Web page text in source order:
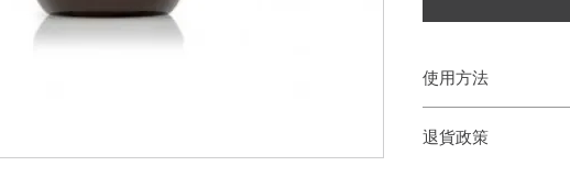
使用方法
皮膚時進行按摩。之後
退貨政策